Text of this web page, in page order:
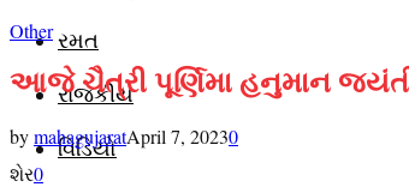
રમત
રાજકીય
વિડિયો
Other
આજે ચૈત્રી પૂર્ણિમા હનુમાન
bymahagujaratApril 7, 20230
શેર0